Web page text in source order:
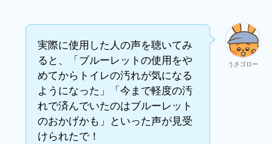
うさゴロー
実際に使用した人の声を聴いてみ
ると、「ブルーレットの使用をや
めてからトイレの汚れが気になる
ようになった」「今まで軽度の汚
れで済んでいたのはブルーレット
のおかげかも」といった声が見受
けられたで！